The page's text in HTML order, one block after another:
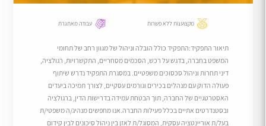
מקצוענות ללא פשרות עבודה מאתגרת
תיאור התפקיד:התפקיד כולל הובלה וניהול של מגוון רחב של תחומי
המשפט בחברה, בדגש על רכש, הסכמים מסחריים, התקשרויות, רגולציה,
דיני תחרות וניהול סכסוכים משפטיים. במסגרת התפקיד נדרש שיתוף
פעולה הדוק עם מנהלים בכירים וגורמים עסקיים, לצורך תמיכה ביעדים
האסטרטגיים של החברה, תוך הבטחת עמידה בדרישות הדין, ברגולציה
ובסטנדרטים אתיים בכלל פעילות החברה.אנו מחפשים מנהיג/ה משפטי/ת
בעל/ת אוריינטציה עסקית, המסוגל/ת לאזן בין ניהול סיכונים לבין קידום